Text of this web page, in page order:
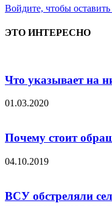
Войдите, чтобы
ЭТО ИНТЕРЕСНО
Что указывает на
01.03.2020
Почему стоит
04.10.2019
ВСУ обстреляли